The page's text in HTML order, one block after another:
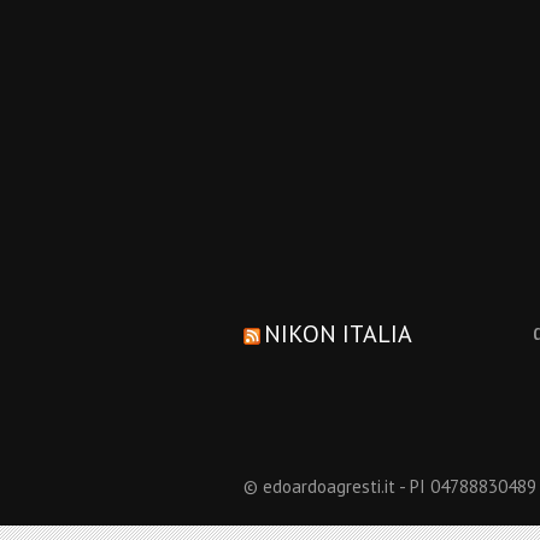
NIKON ITALIA
© edoardoagresti.it - PI